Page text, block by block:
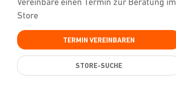
Store
TERMIN VEREINBAREN
STORE-SUCHE